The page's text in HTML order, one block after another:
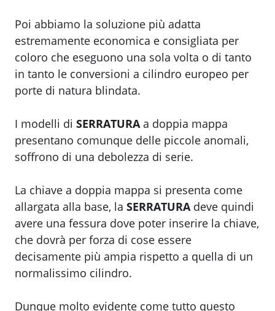
Poi abbiamo la soluzione più adatta
estremamente economica e consigliata per
coloro che eseguono una sola volta o di tanto
in tanto le conversioni a cilindro europeo per
porte di natura blindata.
I modelli di SERRATURAa doppia mappa
presentano comunque delle piccole anomali,
soffrono di una debolezza di serie.
La chiave a doppia mappa si presenta come
allargata alla base, la SERRATURAdeve quindi
avere una fessura dove poter inserire la chiave,
che dovrà per forza di cose essere
decisamente più ampia rispetto a quella di un
normalissimo cilindro.
Dunque molto evidente come tutto questo